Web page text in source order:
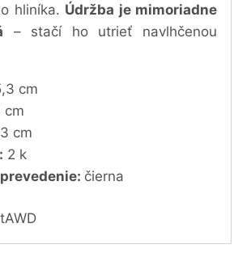
hliníka. Údržba je mimoriadne
– stačí ho utrieť navlhčenou
cm
cm
cm
2 k
čierna